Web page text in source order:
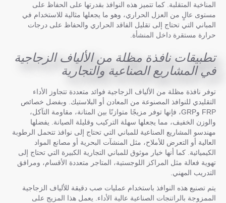
المناخية المتقلبة. كما تتميز هذه النوافذ بقدرتها على الحفاظ على
مستوى عالٍ من العزل الحراري، وهو ما يجعلها مثالية للاستخدام في
المباني التي تحتاج إلى تقليل الفاقد الحراري والحفاظ على درجات
حرارة مستقرة داخل المنشأة.
تطبيقات نافذة مظلة من الألياف الزجاجية
في المشاريع الصناعية والتجارية
توفر نافذة مظلة من الألياف الزجاجية فوائد متعددة تتجاوز الأداء
التقليدي للنوافذ المصنوعة من المعادن أو البلاستيك. وبفضل خصائص
FRP وGRP، فإنها توفر مزيجًا متوازنًا بين المتانة، مقاومة التآكل،
والوزن الخفيف، مما يجعلها سهلة التركيب وقليلة الصيانة. يفضلها
مهندسو المشاريع الصناعية للمباني التي تحتاج إلى نوافذ تتحمل الرطوبة
العالية أو التعرض للأملاح، مثل المنشآت البحرية أو مصانع المواد
الكيميائية. كما أنها خيار موثوق للمباني التجارية الكبيرة التي تحتاج إلى
تهوية فعالة مثل المراكز اللوجستية، المتاجر متعددة الأقسام، ومرافق
التدريب المهني.
يتم تصنيع هذه النوافذ باستخدام عمليات صب دقيقة للألياف الزجاجية
الممزوجة بالراتنجات الصناعية عالية الأداء. يعمل هذا المزيج على